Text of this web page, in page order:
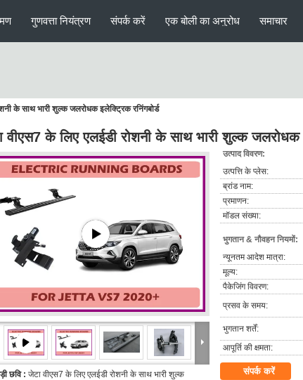
गुणवत्ता नियंत्रण संपर्क करें एक बोली का अनुरोध समाचार
के साथ भारी शुल्क जलरोधक इलेक्ट्रिक रनिंगबोर्ड
वीएस7 के लिए एलईडी रोशनी के साथ भारी शुल्क जलरोधक
छवि : जेटा वीएस7 के लिए एलईडी रोशनी के साथ भारी शुल्क
उत्पाद विवरण:
उत्पत्ति के प्लेस:
ब्रांड नाम:
प्रमाणन:
मॉडल संख्या:
भुगतान & नौवहन नियमों:
न्यूनतम आदेश मात्रा:
मूल्य:
पैकेजिंग विवरण:
प्रसव के समय:
भुगतान शर्तें:
आपूर्ति की क्षमता:
संपर्क करें